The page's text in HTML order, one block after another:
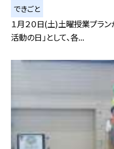
できごと
１月２０日(土)土曜授業プラン
活動の日」として、各...